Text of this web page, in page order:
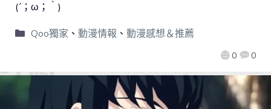
0 0
(´；ω；｀)
Qoo獨家 、 動漫情報 、 動漫感想＆推薦